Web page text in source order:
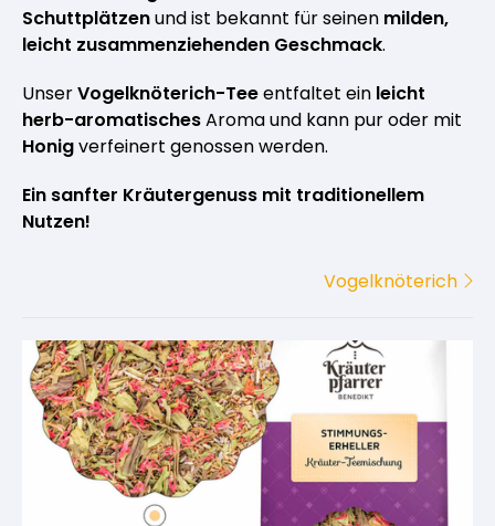
Schuttplätzenund ist bekannt für seinen milden,
leicht zusammenziehenden Geschmack.
UnserVogelknöterich-Teeentfaltet ein leicht
herb-aromatischesAroma und kann pur oder mit
Honigverfeinert genossen werden.
Ein sanfter Kräutergenuss mit traditionellem
Nutzen!
Vogelknöterich